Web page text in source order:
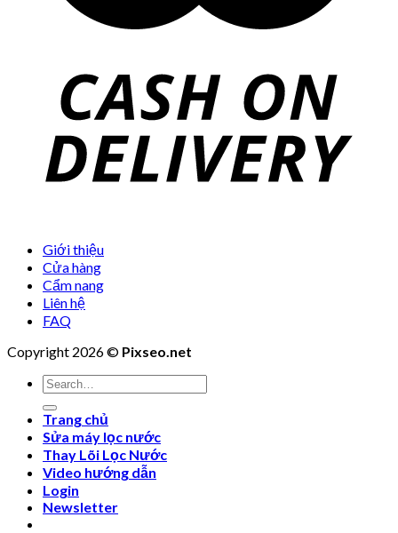
Giới thiệu
Cửa hàng
Cẩm nang
Liên hệ
FAQ
Copyright 2026 © Pixseo.net
Search
for:
Trang chủ
Sửa máy lọc nước
Thay Lõi Lọc Nước
Video hướng dẫn
Login
Newsletter